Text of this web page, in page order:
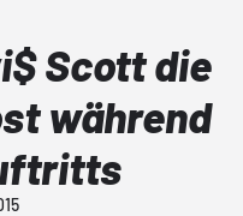
Scott die
während